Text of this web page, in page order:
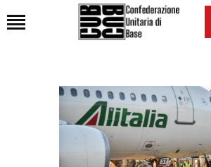
HOME
CHI SIAMO
SEDI